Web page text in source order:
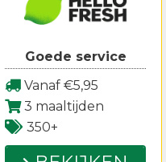
Goede service
Vanaf €5,95
3 maaltijden
350+